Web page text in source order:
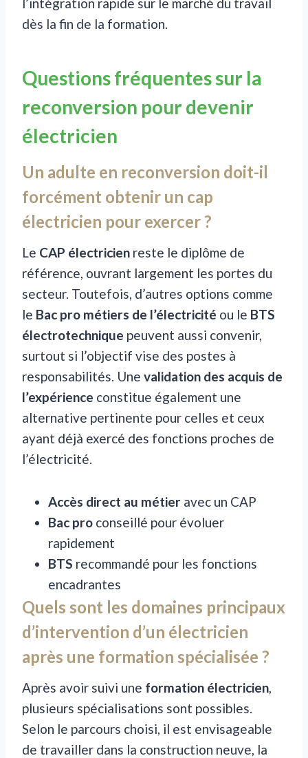
dès la fin de la formation.
Questions fréquentes sur la
reconversion pour devenir
électricien
Un adulte en reconversion doit-il
forcément obtenir un cap
électricien pour exercer ?
Le CAP électricien reste le diplôme de
référence, ouvrant largement les portes du
secteur. Toutefois, d’autres options comme
le Bac pro métiers de l’électricité ou le BTS
électrotechnique peuvent aussi convenir,
surtout si l’objectif vise des postes à
responsabilités. Une validation des acquis de
l’expérience constitue également une
alternative pertinente pour celles et ceux
ayant déjà exercé des fonctions proches de
l’électricité.
Accès direct au métier avec un CAP
Bac pro conseillé pour évoluer
rapidement
BTS recommandé pour les fonctions
encadrantes
Quels sont les domaines principaux
d’intervention d’un électricien
après une formation spécialisée ?
Après avoir suivi une formation électricien,
plusieurs spécialisations sont possibles.
Selon le parcours choisi, il est envisageable
de travailler dans la construction neuve, la